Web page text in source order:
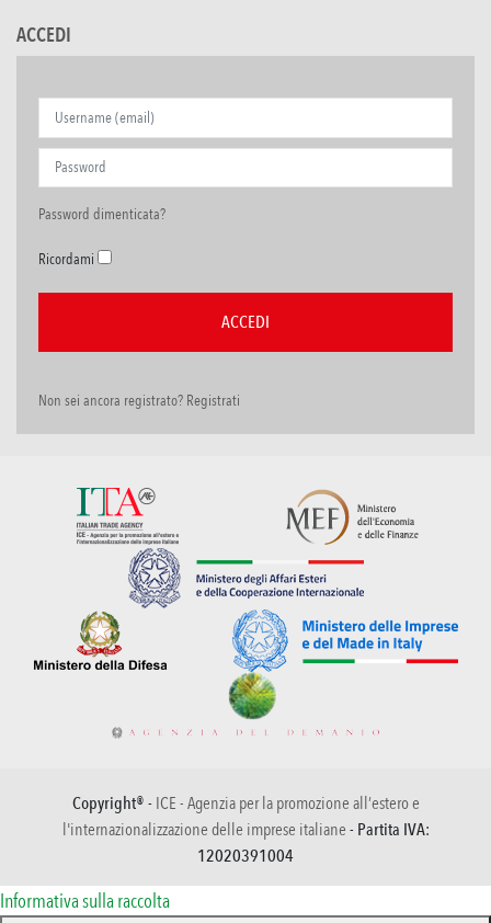
ACCEDI
Password dimenticata?
Ricordami
Non sei ancora registrato? Registrati
Copyright® - ICE - Agenzia per la promozione all’estero e
l'internazionalizzazione delle imprese italiane - Partita IVA:
12020391004
Informativa sulla raccolta